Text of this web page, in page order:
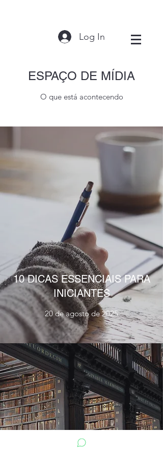
Log In
ESPAÇO DE MÍDIA
O que está acontecendo
10 DICAS ESSENCIAIS PARA
INICIANTES
20 de agosto de 2025